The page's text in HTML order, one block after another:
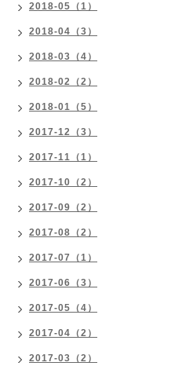
2018-05（1）
2018-04（3）
2018-03（4）
2018-02（2）
2018-01（5）
2017-12（3）
2017-11（1）
2017-10（2）
2017-09（2）
2017-08（2）
2017-07（1）
2017-06（3）
2017-05（4）
2017-04（2）
2017-03（2）